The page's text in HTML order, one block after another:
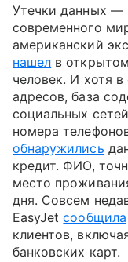
Утечки данных —
современного
американский
нашел в
человек. И хотя
адресов, база
социальных
номера
обнаружились
кредит. ФИО,
место
дня. Совсем
EasyJetсообщила
клиентов,
банковских карт.